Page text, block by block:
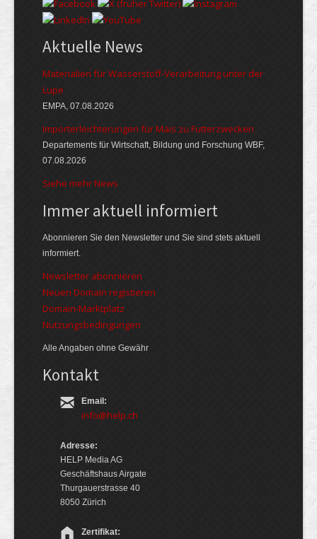
Aktuelle News
Materialien für Wasserstoff-Verarbeitung unter der
Lupe
EMPA, 07.08.2026
Importerleichterungen für Mais zu Futterzwecken
Departements für Wirtschaft, Bildung und Forschung WBF,
07.08.2026
Siehe mehr News
Immer aktuell informiert
Abonnieren Sie den Newsletter und Sie sind stets aktuell
informiert.
Newsletter abonnieren
Neuen Domain registieren
Domain-Marktplatz
Nutzungsbedingungen
Alle Angaben ohne Gewähr
Kontakt
Email:
info@help.ch
Adresse:
HELP Media AG
Geschäftshaus Airgate
Thurgauerstrasse 40
8050 Zürich
Zertifikat: